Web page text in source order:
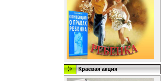
Краевая акция